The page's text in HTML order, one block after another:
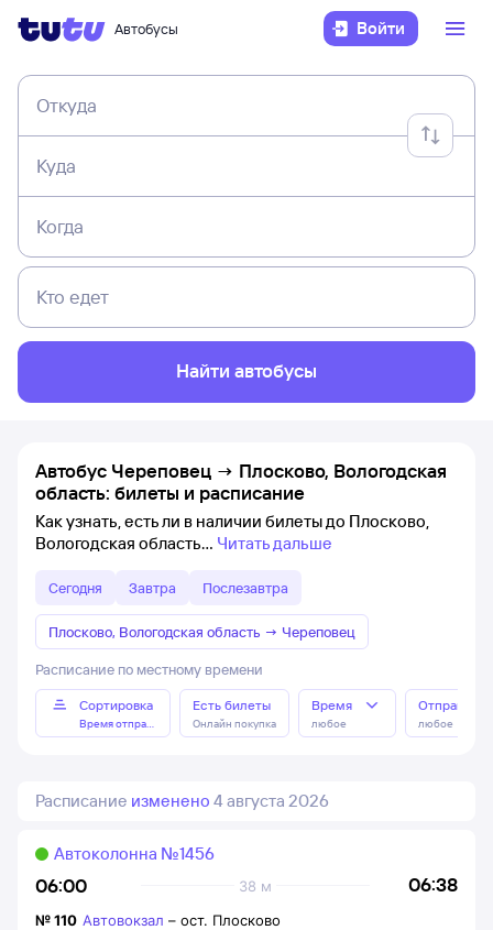
Автобусы Войти
Откуда
Куда
Когда
Кто едет
Найти автобусы
Автобус Череповец → Плосково, Вологодская
область: билеты и расписание
Как узнать, есть ли в наличии билеты до Плосково,
Вологодская область
Читать дальше
Сегодня Завтра Послезавтра
Плосково, Вологодская область → Череповец
Расписание по местному времени
Сортировка
Время отправления
Есть билеты
Онлайн покупка
Время
любое любое
Расписание изменено 4 августа 2026
06:00 06:38
38 м
Автоколонна №1456
№110 Автовокзал – ост. Плосково